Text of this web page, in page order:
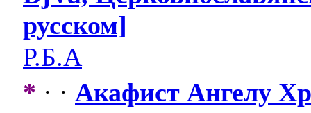
русском]
Р.Б.А
* · · Акафист Ангелу